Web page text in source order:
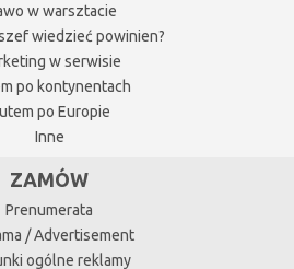
w warsztacie
wiedzieć powinien?
w serwisie
po kontynentach
po Europie
Inne
ZAMÓW
Prenumerata
/ Advertisement
ogólne reklamy